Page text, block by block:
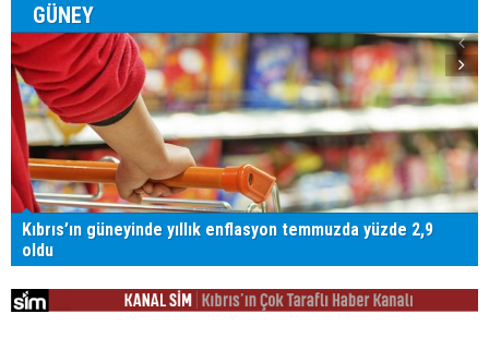
GÜNEY
Kıbrıs’ın güneyinde yıllık enflasyon temmuzda yüzde 2,9
oldu